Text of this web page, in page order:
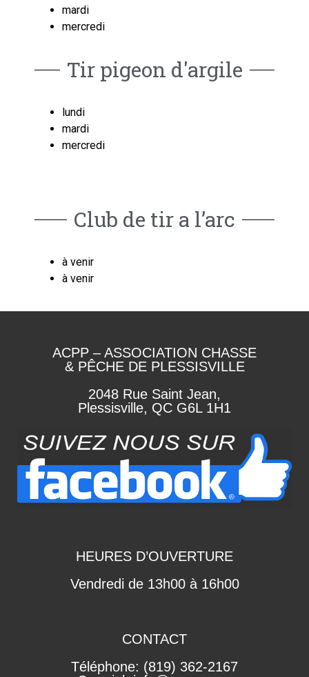
mardi
mercredi
Tir pigeon d'argile
lundi
mardi
mercredi
Club de tir a l’arc
à venir
à venir
ACPP – ASSOCIATION CHASSE
& PÊCHE DE PLESSISVILLE
2048 Rue Saint Jean,
Plessisville, QC G6L 1H1
HEURES D’OUVERTURE
Vendredi de 13h00 à 16h00
CONTACT
Téléphone: (819) 362-2167